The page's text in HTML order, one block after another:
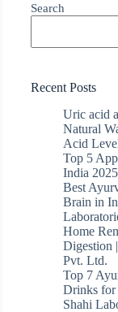
Search
Recent Posts
Uric acid
Natural
Acid
Top 5
India 2025
Best
Brain in
Home
Digestion
Pvt. Ltd.
Top 7
Drinks for
Shahi